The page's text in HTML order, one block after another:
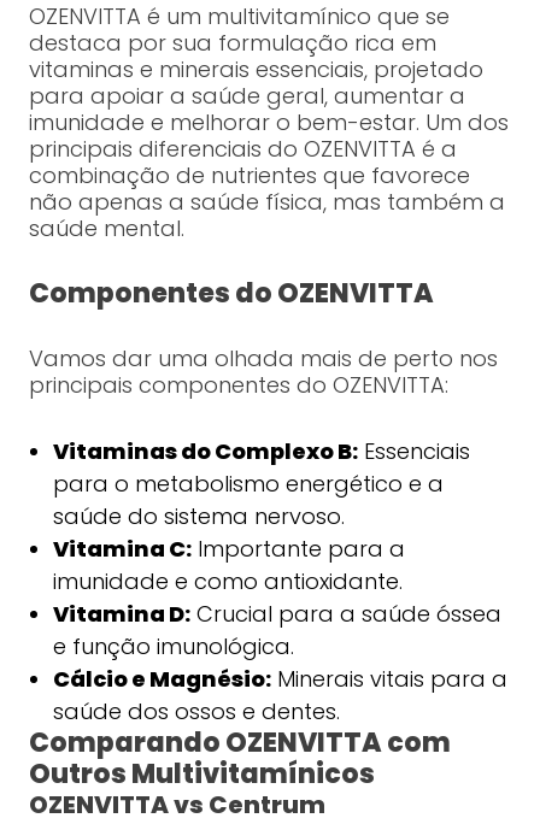
OZENVITTA é um multivitamínico que se
destaca por sua formulação rica em
vitaminas e minerais essenciais, projetado
para apoiar a saúde geral, aumentar a
imunidade e melhorar o bem-estar. Um dos
principais diferenciais do OZENVITTA é a
combinação de nutrientes que favorece
não apenas a saúde física, mas também a
saúde mental.
Componentes do OZENVITTA
Vamos dar uma olhada mais de perto nos
principais componentes do OZENVITTA:
Vitaminas do Complexo B:Essenciais
para o metabolismo energético e a
saúde do sistema nervoso.
Vitamina C:Importante para a
imunidade e como antioxidante.
Vitamina D:Crucial para a saúde óssea
e função imunológica.
Cálcio e Magnésio:Minerais vitais para a
saúde dos ossos e dentes.
Comparando OZENVITTA com
Outros Multivitamínicos
OZENVITTA vs Centrum